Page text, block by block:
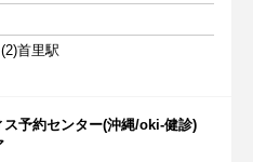
首里駅
予約センター(沖縄/oki-健診)